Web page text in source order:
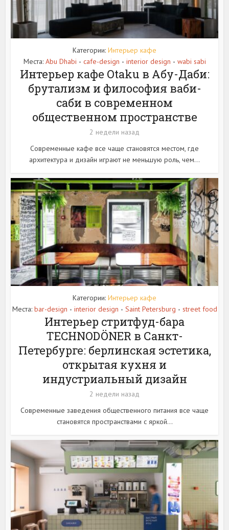
Категории: Интерьер кафе
Места: Abu Dhabi • cafe-design • interior design • wabi sabi
Интерьер кафе Otaku в Абу-Даби:
брутализм и философия ваби-
саби в современном
общественном пространстве
2 недели назад
Современные кафе все чаще становятся местом, где
архитектура и дизайн играют не меньшую роль, чем...
Категории: Интерьер кафе
Места: bar-design • interior design • Saint Petersburg • street food
Интерьер стритфуд-бара
TECHNODÖNER в Санкт-
Петербурге: берлинская эстетика,
открытая кухня и
индустриальный дизайн
2 недели назад
Современные заведения общественного питания все чаще
становятся пространствами с яркой...